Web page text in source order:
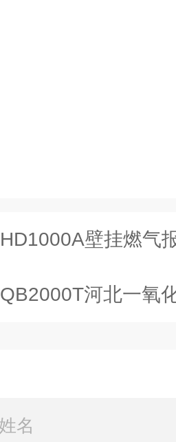
HD1000A壁挂燃气报
QB2000T河北一氧化碳报